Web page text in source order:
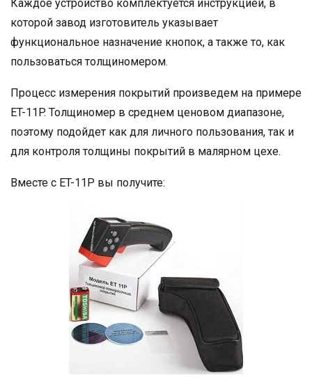
Каждое устройство комплектуется инструкцией, в
которой завод изготовитель указывает
функциональное назначение кнопок, а также то, как
пользоваться толщиномером.
Процесс измерения покрытий произведем на примере
ET-11P. Толщиномер в среднем ценовом диапазоне,
поэтому подойдет как для личного пользования, так и
для контроля толщины покрытий в малярном цехе.
Вместе с ET-11P вы получите: